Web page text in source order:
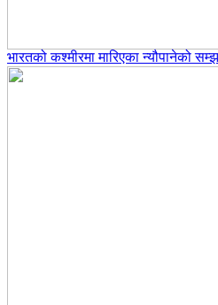
भारतको कश्मीरमा मारिएका न्यौपानेको